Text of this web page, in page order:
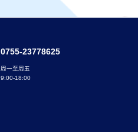
0755-23778625
周一至周五
9:00-18:00